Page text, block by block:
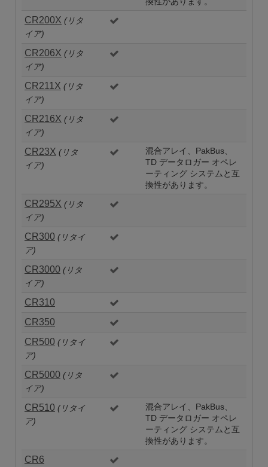
CR200X (リタ
イア)
CR206X (リタ
イア)
CR211X (リタ
イア)
CR216X (リタ
イア)
CR23X (リタ
イア)
混合アレイ、PakBus、
TD データロガー オペレ
ーティング システムと互
換性があります。
CR295X (リタ
イア)
CR300 (リタイ
ア)
CR3000 (リタ
イア)
CR310
CR350
CR500 (リタイ
ア)
CR5000 (リタ
イア)
CR510 (リタイ
ア)
混合アレイ、PakBus、
TD データロガー オペレ
ーティング システムと互
換性があります。
CR6